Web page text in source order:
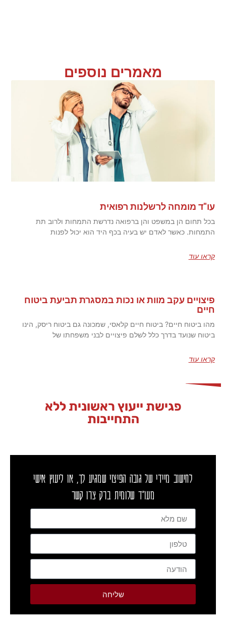
מאמרים נוספים
עו"ד מומחה לרשלנות רפואית
בכל תחום הן במשפט והן ברפואה נדרשת התמחות ולרוב תת
התמחות. כאשר לאדם יש בעיה בכף היד הוא יכול לפנות
קראו עוד
פיצויים עקב מוות או נכות במסגרת תביעת ביטוח
חיים
מהו ביטוח חיים? ביטוח חיים קלאסי, שמכונה גם ביטוח ריסק, הינו
ביטוח שנועד בדרך כלל לשלם פיצויים לבני משפחתו של
קראו עוד
פגישת ייעוץ ראשונית ללא
התחייבות
לחישוב מיידי של גובה הפיצוי שמגיע לך, או ליעוץ אישי
מעו"ד שלומית ברק צרו קשר
שליחה